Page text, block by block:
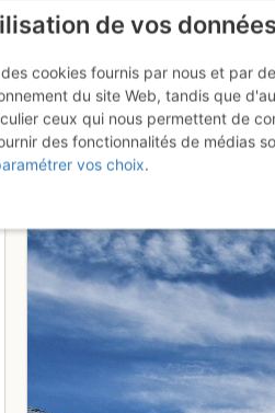
chamois me
de vos
cookies fournis par nous et par
du site Web, tandis que
ceux qui nous permettent de
des fonctionnalités de médias
vos choix.